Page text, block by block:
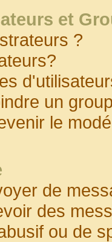
et
?
un
le
de
des
ou de